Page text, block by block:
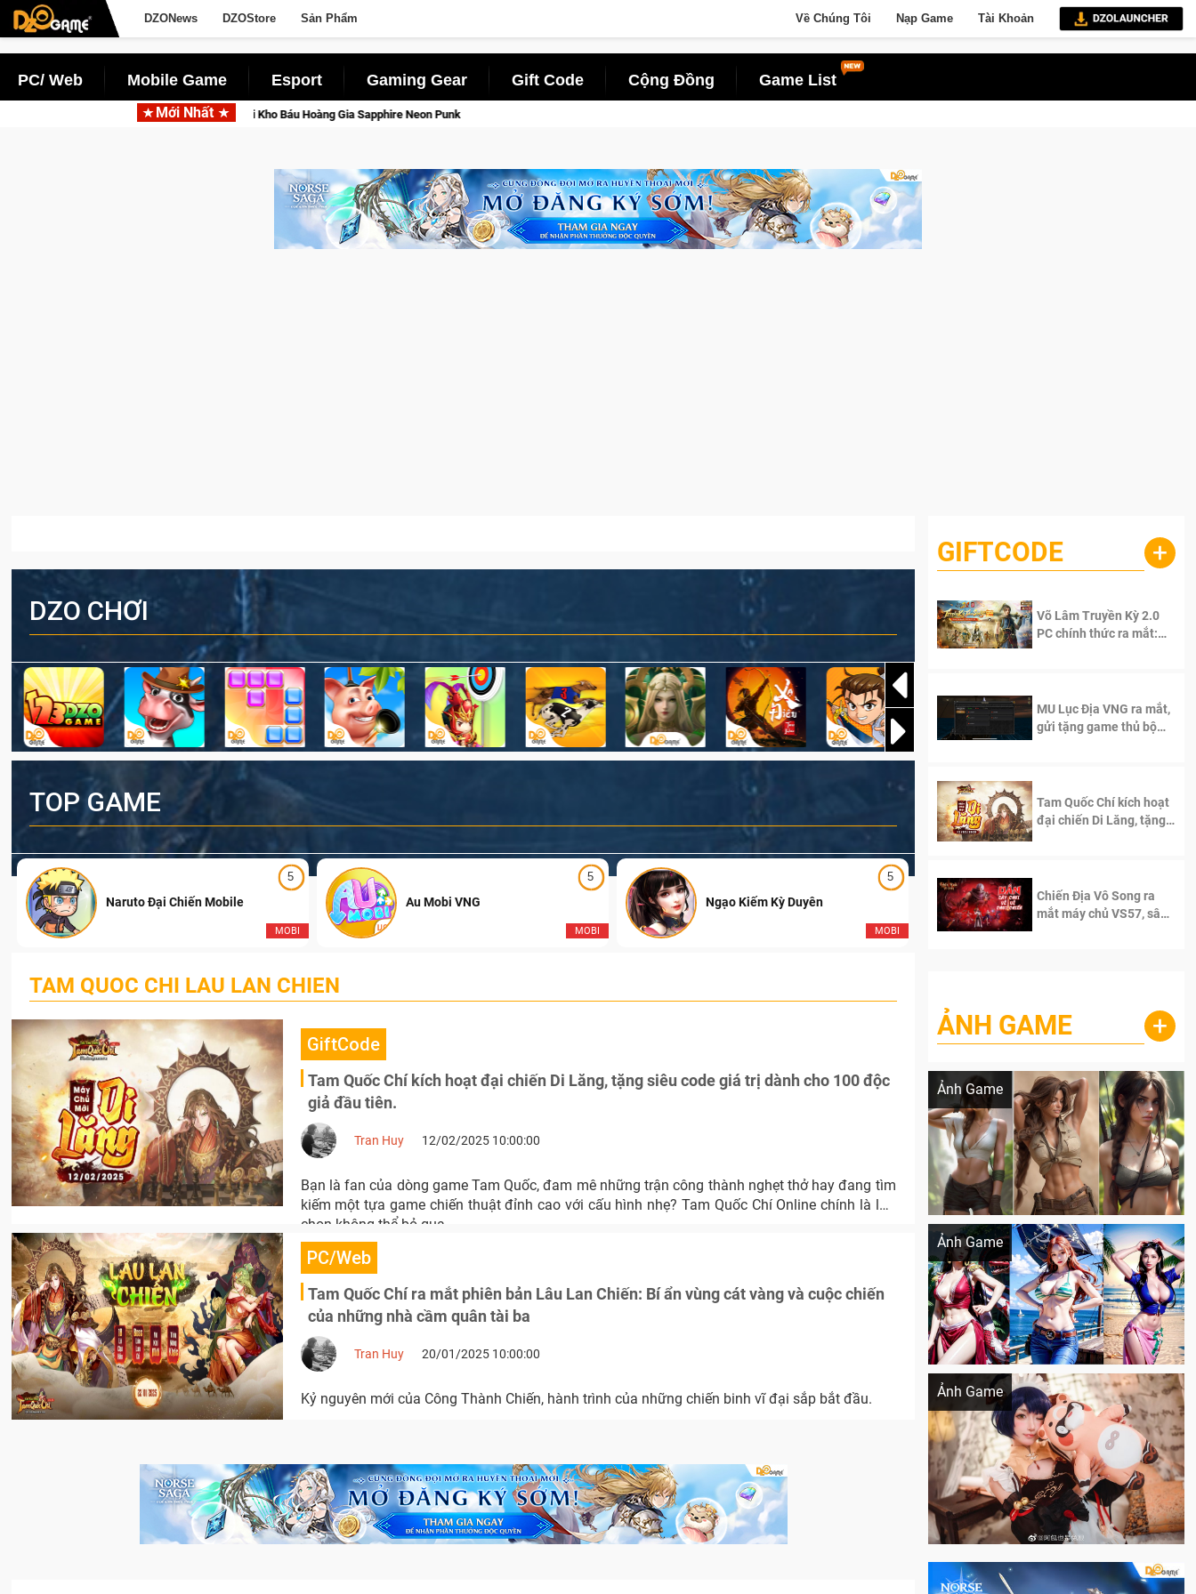
DZONews DZOStore Sản Phẩm Về Chúng Tôi Nạp Game Tài Khoản
PC/ Web Mobile Game Esport Gaming Gear Gift Code Cộng Đồng Game List
Mới Nhất
sẽ lộng lẫy ánh đèn với Kho Báu Hoàng Gia Sapphire Neon Punk
DZO CHƠI
TOP GAME
5
MOBI
Naruto Đại Chiến Mobile
5
MOBI
Au Mobi VNG
5
MOBI
Ngạo Kiếm Kỳ Duyên Ngạo Thiên Mobile
TAM QUOC CHI LAU LAN CHIEN
GiftCode
Tam Quốc Chí kích hoạt đại chiến Di Lăng, tặng siêu code giá trị dành cho 100 độc
giả đầu tiên.
Tran Huy 12/02/2025 10:00:00
Bạn là fan của dòng game Tam Quốc, đam mê những trận công thành nghẹt thở hay đang tìm
kiếm một tựa game chiến thuật đỉnh cao với cấu hình nhẹ? Tam Quốc Chí Online chính là lựa
chọn không thể bỏ qua.
PC/Web
Tam Quốc Chí ra mắt phiên bản Lâu Lan Chiến: Bí ẩn vùng cát vàng và cuộc chiến
của những nhà cầm quân tài ba
Tran Huy 20/01/2025 10:00:00
Kỷ nguyên mới của Công Thành Chiến, hành trình của những chiến binh vĩ đại sắp bắt đầu.
GIFTCODE +
Võ Lâm Truyền Kỳ 2.0
PC chính thức ra mắt:
MU Lục Địa VNG ra mắt,
gửi tặng game thủ bộ
Tam Quốc Chí kích hoạt
đại chiến Di Lăng, tặng
Chiến Địa Vô Song ra
mắt máy chủ VS57, sân
ẢNH GAME +
Ảnh Game
Lala Croft vừa nóng vừa xinh dưới nét vẽ
Ảnh Game
Khi AI Cosplay gái đẹp One Piece
Ảnh Game
Cosplay Xiangling siêu cute